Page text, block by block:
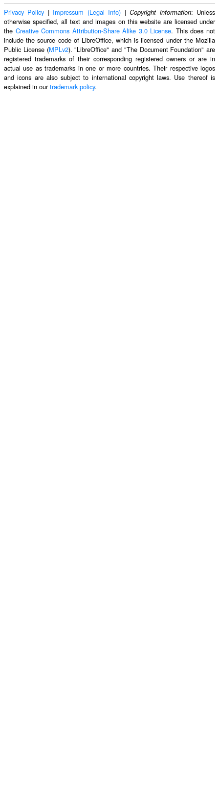
Privacy Policy | Impressum (Legal Info) |Copyright information: Unless
otherwise specified, all text and images on this website are licensed under
the Creative Commons Attribution-Share Alike 3.0 License. This does not
include the source code of LibreOffice, which is licensed under the Mozilla
Public License (MPLv2). "LibreOffice" and "The Document Foundation" are
registered trademarks of their corresponding registered owners or are in
actual use as trademarks in one or more countries. Their respective logos
and icons are also subject to international copyright laws. Use thereof is
explained in ourtrademark policy.